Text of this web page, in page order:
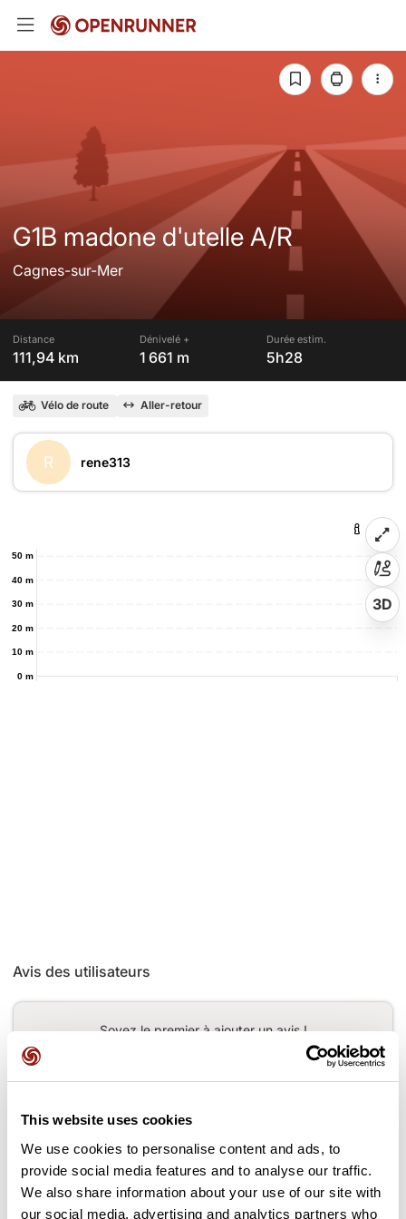
This website uses cookies
We use cookies to personalise content and ads, to
provide social media features and to analyse our traffic.
We also share information about your use of our site with
our social media, advertising and analytics partners who
G1B madone d'utelle A/R
Cagnes-sur-Mer
Distance
111,94 km
Dénivelé +
1 661 m
Durée estim.
5h28
Vélo de route Aller-retour
R rene313
0 m
10 m
20 m
30 m
40 m
50 m
3D
Avis des utilisateurs
Soyez le premier à ajouter un avis !
Cols le long du parcours